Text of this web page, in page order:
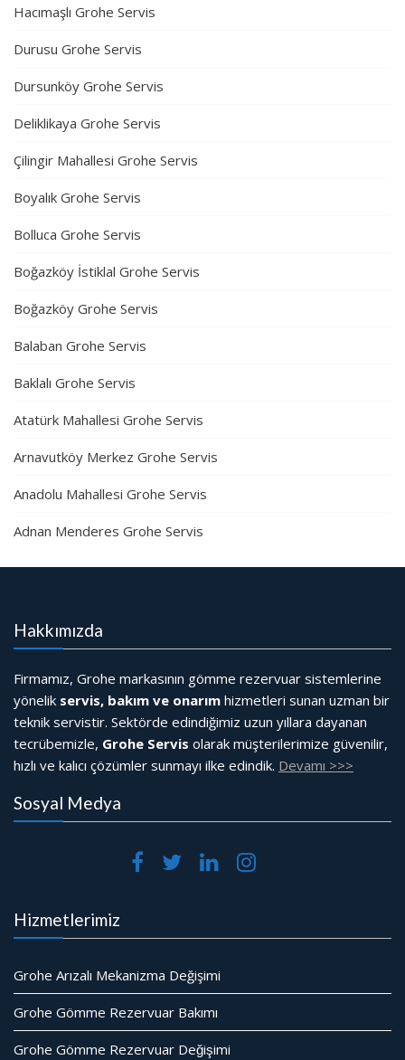
Hacımaşlı Grohe Servis
Durusu Grohe Servis
Dursunköy Grohe Servis
Deliklikaya Grohe Servis
Çilingir Mahallesi Grohe Servis
Boyalık Grohe Servis
Bolluca Grohe Servis
Boğazköy İstiklal Grohe Servis
Boğazköy Grohe Servis
Balaban Grohe Servis
Baklalı Grohe Servis
Atatürk Mahallesi Grohe Servis
Arnavutköy Merkez Grohe Servis
Anadolu Mahallesi Grohe Servis
Adnan Menderes Grohe Servis
Hakkımızda
Firmamız, Grohe markasının gömme rezervuar sistemlerine
yönelik servis, bakım ve onarım hizmetleri sunan uzman bir
teknik servistir. Sektörde edindiğimiz uzun yıllara dayanan
tecrübemizle, Grohe Servis olarak müşterilerimize güvenilir,
hızlı ve kalıcı çözümler sunmayı ilke edindik. Devamı >>>
Sosyal Medya
Hizmetlerimiz
Grohe Arızalı Mekanizma Değişimi
Grohe Gömme Rezervuar Bakımı
Grohe Gömme Rezervuar Değişimi